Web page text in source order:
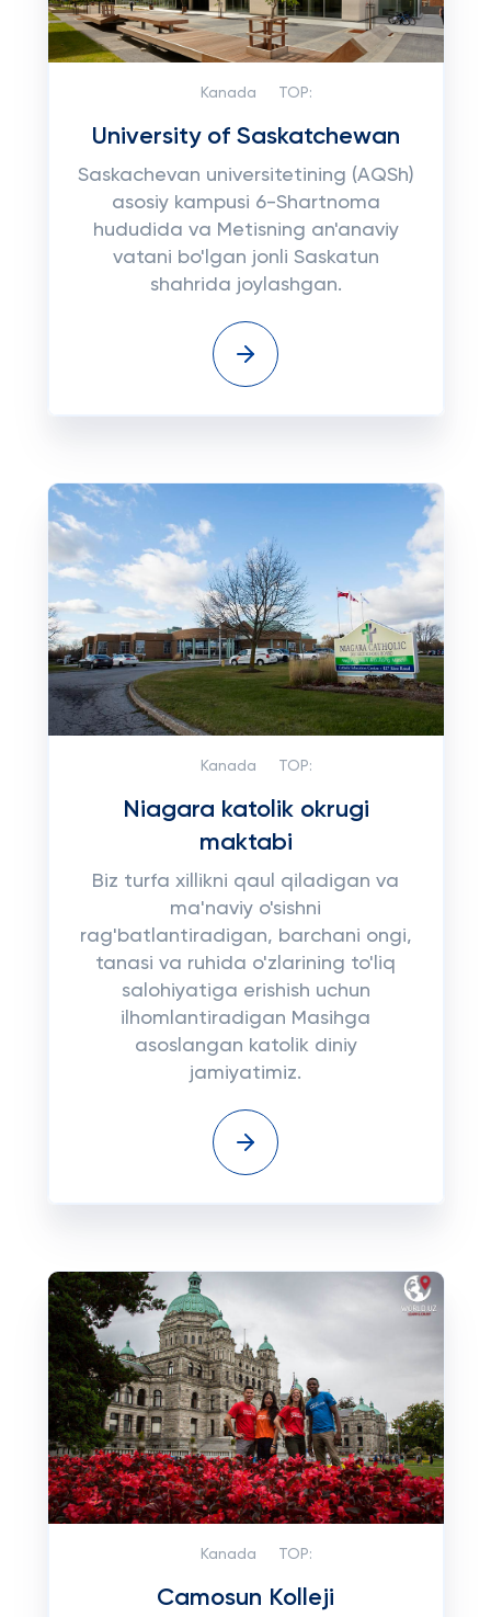
Kanada TOP:
University of Saskatchewan
Saskachevan universitetining (AQSh)
asosiy kampusi 6-Shartnoma
hududida va Metisning an'anaviy
vatani bo'lgan jonli Saskatun
shahrida joylashgan.
Kanada TOP:
Niagara katolik okrugi
maktabi
Biz turfa xillikni qaul qiladigan va
ma'naviy o'sishni
rag'batlantiradigan, barchani ongi,
tanasi va ruhida o'zlarining to'liq
salohiyatiga erishish uchun
ilhomlantiradigan Masihga
asoslangan katolik diniy
jamiyatimiz.
Kanada TOP:
Camosun Kolleji